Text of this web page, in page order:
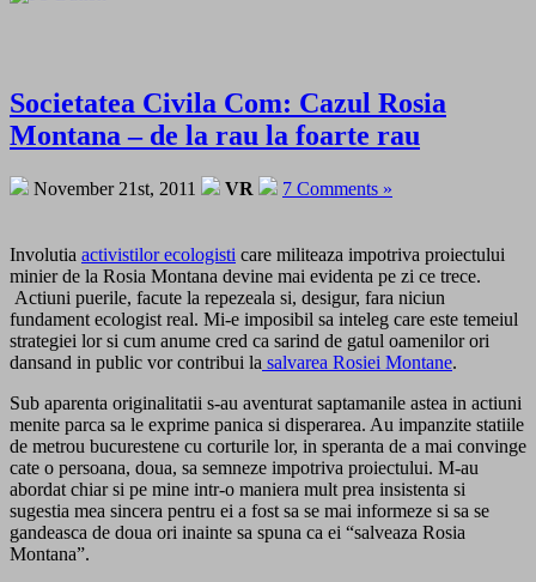
Societatea Civila Com: Cazul Rosia
Montana – de la rau la foarte rau
November 21st, 2011 VR 7 Comments »
Involutia activistilor ecologisti care militeaza impotriva proiectului
minier de la Rosia Montana devine mai evidenta pe zi ce trece.
Actiuni puerile, facute la repezeala si, desigur, fara niciun
fundament ecologist real. Mi-e imposibil sa inteleg care este temeiul
strategiei lor si cum anume cred ca sarind de gatul oamenilor ori
dansand in public vor contribui la salvarea Rosiei Montane.
Sub aparenta originalitatii s-au aventurat saptamanile astea in actiuni
menite parca sa le exprime panica si disperarea. Au impanzite statiile
de metrou bucurestene cu corturile lor, in speranta de a mai convinge
cate o persoana, doua, sa semneze impotriva proiectului. M-au
abordat chiar si pe mine intr-o maniera mult prea insistenta si
sugestia mea sincera pentru ei a fost sa se mai informeze si sa se
gandeasca de doua ori inainte sa spuna ca ei “salveaza Rosia
Montana”.